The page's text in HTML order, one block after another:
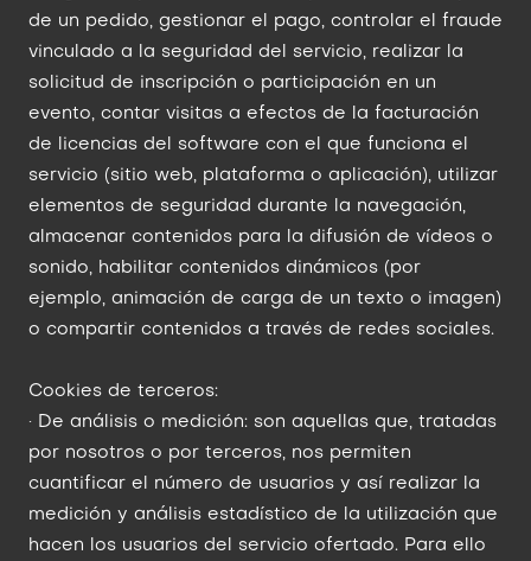
de un pedido, gestionar el pago, controlar el fraude
vinculado a la seguridad del servicio, realizar la
solicitud de inscripción o participación en un
evento, contar visitas a efectos de la facturación
de licencias del software con el que funciona el
servicio (sitio web, plataforma o aplicación), utilizar
elementos de seguridad durante la navegación,
almacenar contenidos para la difusión de vídeos o
sonido, habilitar contenidos dinámicos (por
ejemplo, animación de carga de un texto o imagen)
o compartir contenidos a través de redes sociales.
Cookies de terceros:
· De análisis o medición: son aquellas que, tratadas
por nosotros o por terceros, nos permiten
cuantificar el número de usuarios y así realizar la
medición y análisis estadístico de la utilización que
hacen los usuarios del servicio ofertado. Para ello